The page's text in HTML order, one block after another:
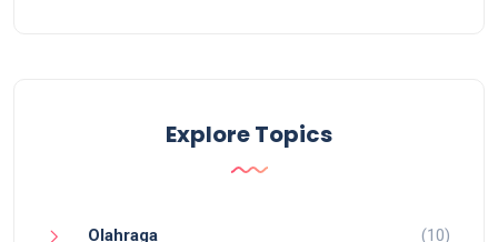
Explore Topics
Olahraga (10)